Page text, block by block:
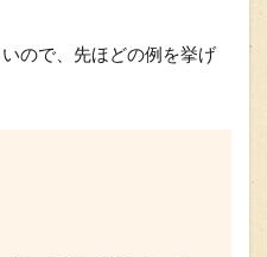
ので、先ほどの例を挙げ